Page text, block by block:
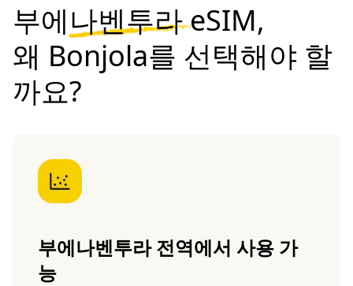
부에나벤투라 eSIM,
왜 Bonjola를 선택해야 할
까요?
부에나벤투라 전역에서 사용 가
능